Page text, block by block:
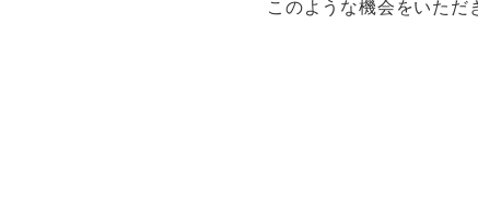
このような機会をいただ